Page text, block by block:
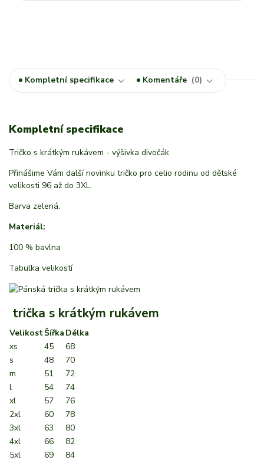
Kompletní specifikace Komentáře 0
Kompletní specifikace
Tričko s krátkým rukávem - výšivka divočák
Přinášime Vám další novinku tričko pro celio rodinu od dětské
velikosti 96 až do 3XL.
Barva zelená.
Materiál:
100 % bavlna
Tabulka velikostí
trička s krátkým rukávem
VelikostŠířka Délka
xs
45
68
s
48
70
m
51
72
l
54
74
xl
57
76
2xl
60
78
3xl
63
80
4xl
66
82
5xl
69 84